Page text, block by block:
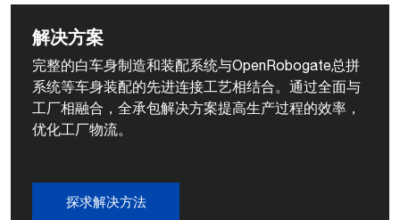
解决方案
完整的白车身制造和装配系统与OpenRobogate总拼
系统等车身装配的先进连接工艺相结合。通过全面与
工厂相融合，全承包解决方案提高生产过程的效率，
优化工厂物流。
探求解决方法